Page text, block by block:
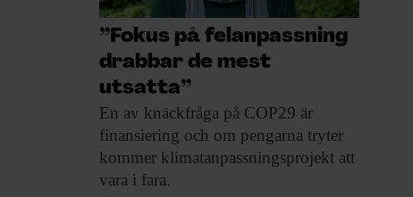
”Fokus på felanpassning
drabbar de mest
utsatta”
En av knäckfråga på COP29 är
finansiering och om pengarna tryter
kommer klimatanpassningsprojekt att
vara i fara.